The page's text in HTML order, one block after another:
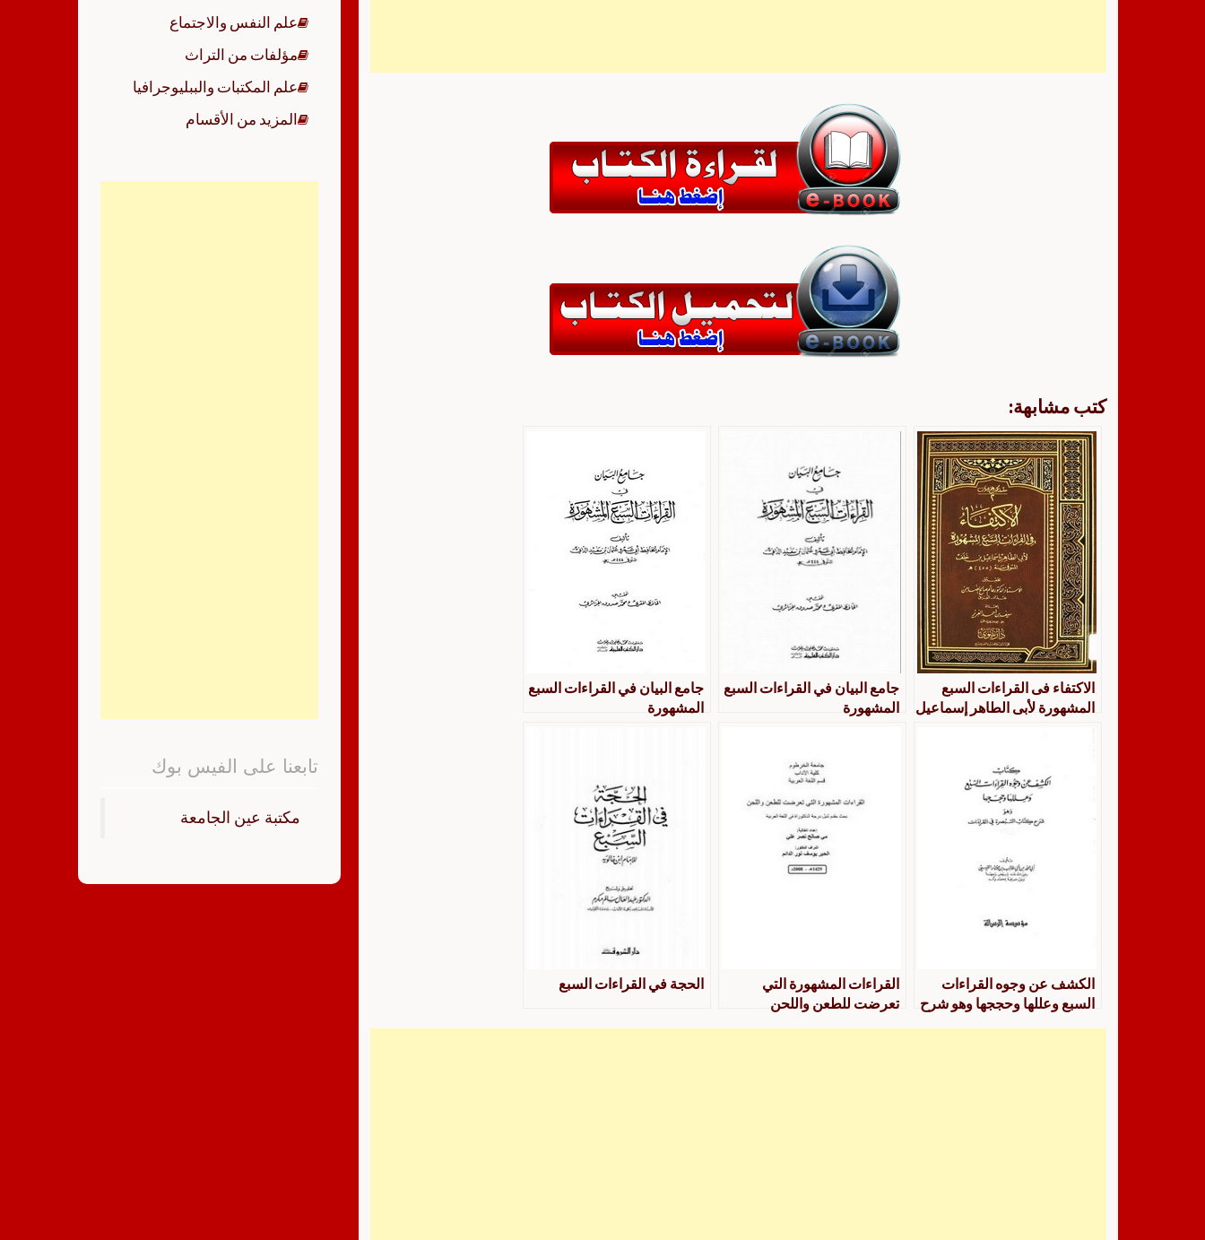
كتب مشابهة:
الاكتفاء فى القراءات السبع
المشهورة لأبى الطاهر إسماعيل
جامع البيان في القراءات السبع
المشهورة
جامع البيان في القراءات السبع
المشهورة
الكشف عن وجوه القراءات
السبع وعللها وحججها وهو شرح
القراءات المشهورة التي
تعرضت للطعن واللحن
الحجة في القراءات السبع
علم النفس والاجتماع
مؤلفات من التراث
علم المكتبات والببليوجرافيا
المزيد من الأقسام
تابعنا على الفيس بوك
‏مكتبة عين الجامعة‏